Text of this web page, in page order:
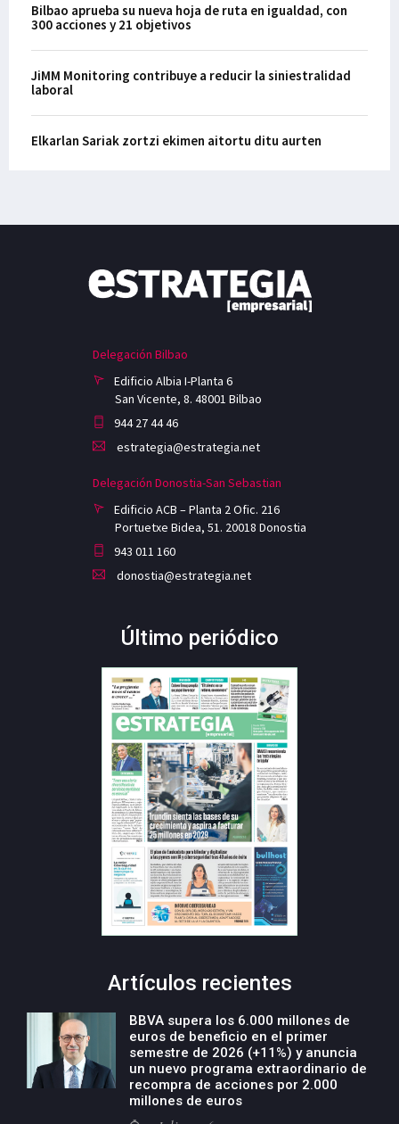
Bilbao aprueba su nueva hoja de ruta en igualdad, con
300 acciones y 21 objetivos
JiMM Monitoring contribuye a reducir la siniestralidad
laboral
Elkarlan Sariak zortzi ekimen aitortu ditu aurten
Delegación Bilbao
Edificio Albia I-Planta 6
San Vicente, 8. 48001 Bilbao
944 27 44 46
estrategia@estrategia.net
Delegación Donostia-San Sebastian
Edificio ACB – Planta 2 Ofic. 216
Portuetxe Bidea, 51. 20018 Donostia
943 011 160
donostia@estrategia.net
Último periódico
Artículos recientes
BBVA supera los 6.000 millones de
euros de beneficio en el primer
semestre de 2026 (+11%) y anuncia
un nuevo programa extraordinario de
recompra de acciones por 2.000
millones de euros